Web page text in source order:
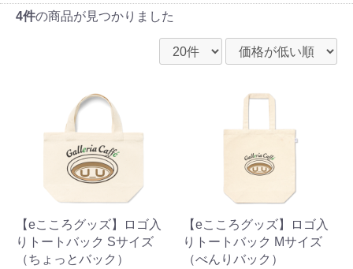
4件の商品が見つかりました
【eこころグッズ】ロゴ入
りトートバック Sサイズ
（ちょっとバック）
【eこころグッズ】ロゴ入
りトートバック Mサイズ
（べんりバック）